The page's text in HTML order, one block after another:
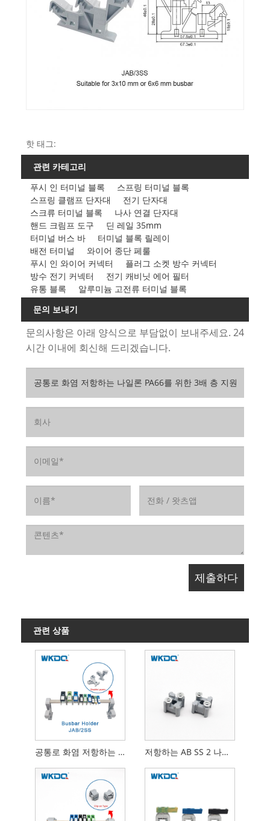
핫 태그:
관련 카테고리
푸시 인 터미널 블록
스프링 터미널 블록
스프링 클램프 단자대
전기 단자대
스크류 터미널 블록
나사 연결 단자대
핸드 크림프 도구
딘 레일 35mm
터미널 버스 바
터미널 블록 릴레이
배전 터미널
와이어 종단 페룰
푸시 인 와이어 커넥터
플러그 소켓 방수 커넥터
방수 전기 커넥터
전기 캐비닛 에어 필터
유통 블록
알루미늄 고전류 터미널 블록
문의 보내기
문의사항은 아래 양식으로 부담없이 보내주세요. 24
시간 이내에 회신해 드리겠습니다.
관련 상품
공통로 화염 저항하는 나일론 PA66를 위한 겹켜 홀더 저항하는 AB SS 2 나일론 66 끝 공통로 홀더 회색 화염